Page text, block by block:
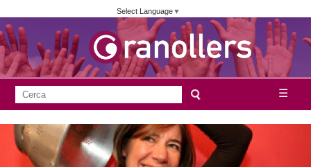
Vés
contingut
Select Language▼
j
☰
F
o
r
e
r
c
a